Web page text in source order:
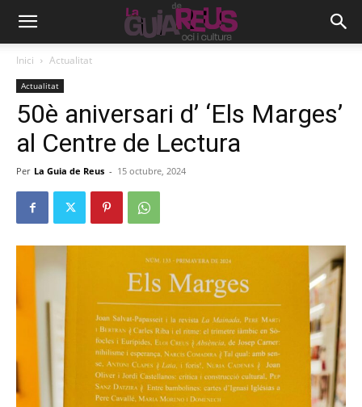
Inici Actualitat
Actualitat
50è aniversari d’ ‘Els Marges’
al Centre de Lectura
Per La Guia de Reus - 15 octubre, 2024